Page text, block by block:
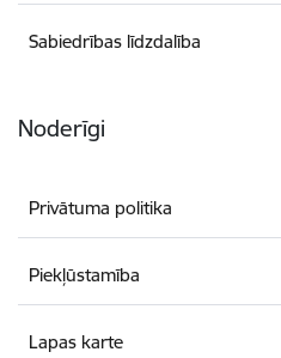
Sabiedrības līdzdalība
Noderīgi
Privātuma politika
Piekļūstamība
Lapas karte